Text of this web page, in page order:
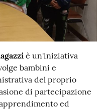
è un'iniziativa
bambini e
del proprio
di partecipazione
ed